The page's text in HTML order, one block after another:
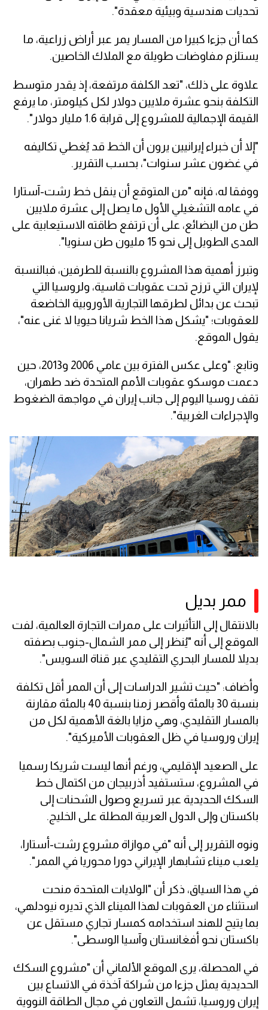
تحديات هندسية وبيئية معقدة".
كما أن جزءا كبيرا من المسار يمر عبر أراض زراعية، ما
يستلزم مفاوضات طويلة مع الملاك الخاصين.
علاوة على ذلك، "تعد الكلفة مرتفعة، إذ يقدر متوسط
التكلفة بنحو عشرة ملايين دولار لكل كيلومتر، ما يرفع
القيمة الإجمالية للمشروع إلى قرابة 1.6 مليار دولار".
"إلا أن خبراء إيرانيين يرون أن الخط قد يُغطي تكاليفه
في غضون عشر سنوات"، بحسب التقرير.
ووفقا له، فإنه "من المتوقع أن ينقل خط رشت-آستارا
في عامه التشغيلي الأول ما يصل إلى عشرة ملايين
طن من البضائع، على أن ترتفع طاقته الاستيعابية على
المدى الطويل إلى نحو 15 مليون طن سنويا".
وتبرز أهمية هذا المشروع بالنسبة للطرفين، فبالنسبة
لإيران التي ترزح تحت عقوبات قاسية، ولروسيا التي
تبحث عن بدائل لطرقها التجارية الأوروبية الخاضعة
للعقوبات؛ "يشكل هذا الخط شريانا حيويا لا غنى عنه"،
يقول الموقع.
وتابع: "وعلى عكس الفترة بين عامي 2006 و2013، حين
دعمت موسكو عقوبات الأمم المتحدة ضد طهران،
تقف روسيا اليوم إلى جانب إيران في مواجهة الضغوط
والإجراءات الغربية".
ممر بديل
بالانتقال إلى التأثيرات على ممرات التجارة العالمية، لفت
الموقع إلى أنه "يُنظر إلى ممر الشمال-جنوب بصفته
بديلا للمسار البحري التقليدي عبر قناة السويس".
وأضاف: "حيث تشير الدراسات إلى أن الممر أقل تكلفة
بنسبة 30 بالمئة وأقصر زمنا بنسبة 40 بالمئة مقارنة
بالمسار التقليدي، وهي مزايا بالغة الأهمية لكل من
إيران وروسيا في ظل العقوبات الأميركية".
على الصعيد الإقليمي، ورغم أنها ليست شريكا رسميا
في المشروع، ستستفيد أذربيجان من اكتمال خط
السكك الحديدية عبر تسريع وصول الشحنات إلى
باكستان وإلى الدول العربية المطلة على الخليج.
ونوه التقرير إلى أنه "في موازاة مشروع رشت-أستارا،
يلعب ميناء تشابهار الإيراني دورا محوريا في الممر".
في هذا السياق، ذكر أن "الولايات المتحدة منحت
استثناء من العقوبات لهذا الميناء الذي تديره نيودلهي،
بما يتيح للهند استخدامه كمسار تجاري مستقل عن
باكستان نحو أفغانستان وآسيا الوسطى".
في المحصلة، يرى الموقع الألماني أن "مشروع السكك
الحديدية يمثل جزءا من شراكة آخذة في الاتساع بين
إيران وروسيا، تشمل التعاون في مجال الطاقة النووية